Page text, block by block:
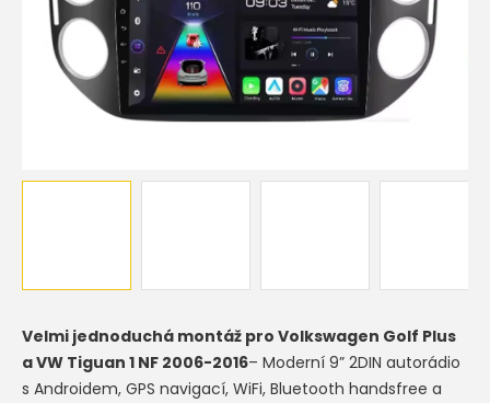
Velmi jednoduchá montáž pro Volkswagen Golf Plus
a VW Tiguan 1 NF 2006-2016– Moderní 9” 2DIN autorádio
s Androidem, GPS navigací, WiFi, Bluetooth handsfree a